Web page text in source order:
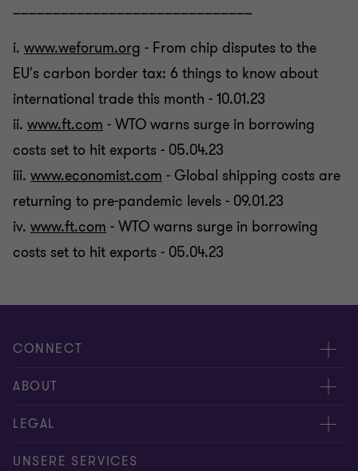
______________________________
i. www.weforum.org - From chip disputes to the
EU's carbon border tax: 6 things to know about
international trade this month - 10.01.23
ii. www.ft.com - WTO warns surge in borrowing
costs set to hit exports - 05.04.23
iii. www.economist.com - Global shipping costs are
returning to pre-pandemic levels - 09.01.23
iv. www.ft.com - WTO warns surge in borrowing
costs set to hit exports - 05.04.23
CONNECT
Kontakt
Experten
ABOUT
Über uns
Karriere
LEGAL
Impressum
UNSERE SERVICES